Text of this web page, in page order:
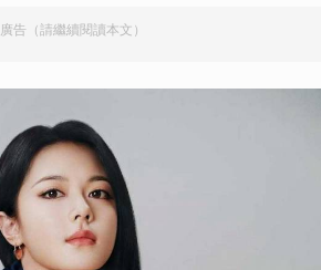
廣告（請繼續閱讀本文）